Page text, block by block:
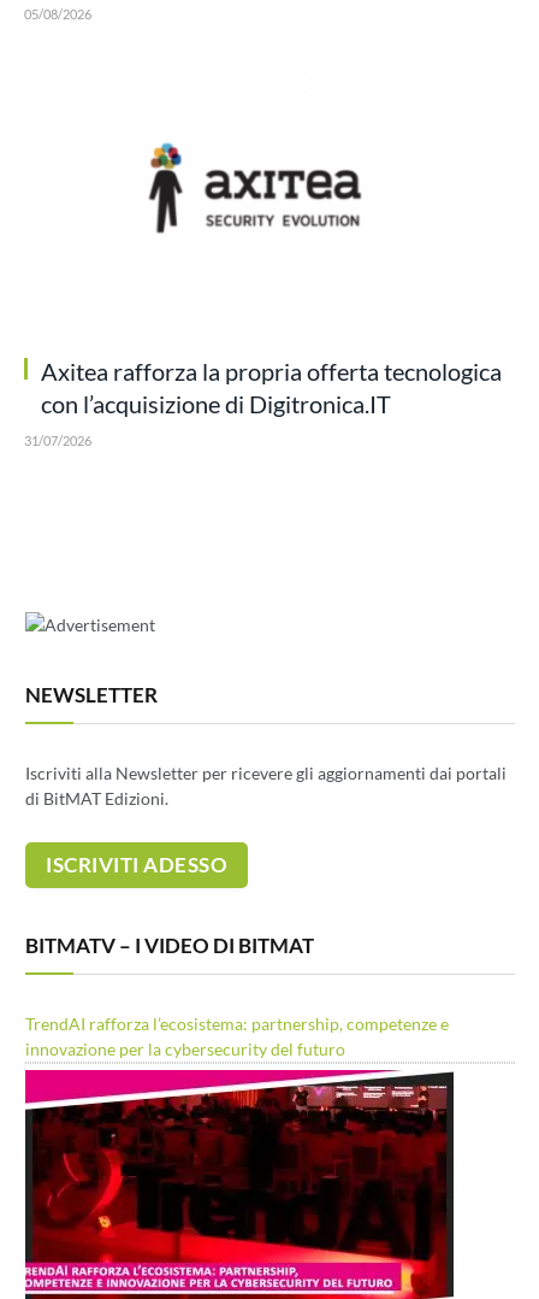
05/08/2026
Axitea rafforza la propria offerta tecnologica
con l’acquisizione di Digitronica.IT
31/07/2026
NEWSLETTER
Iscriviti alla Newsletter per ricevere gli aggiornamenti dai portali
di BitMAT Edizioni.
BITMATV – I VIDEO DI BITMAT
TrendAI rafforza l’ecosistema: partnership, competenze e
innovazione per la cybersecurity del futuro